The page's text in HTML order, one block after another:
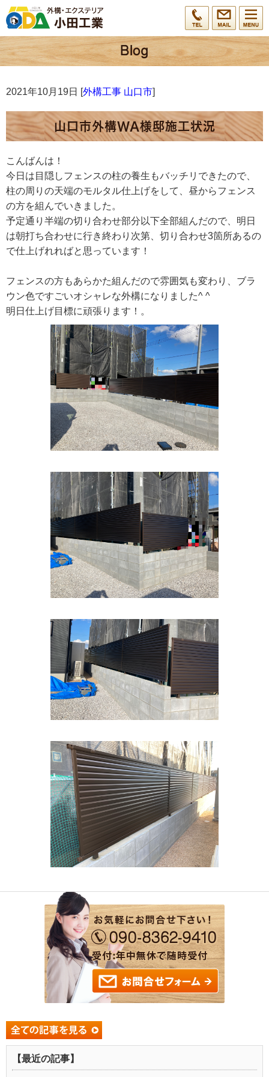
2021年10月19日 [外構工事 山口市]
山口市外構WA様邸施工状況
こんばんは！
今日は目隠しフェンスの柱の養生もバッチリできたので、
柱の周りの天端のモルタル仕上げをして、昼からフェンス
の方を組んでいきました。
予定通り半端の切り合わせ部分以下全部組んだので、明日
は朝打ち合わせに行き終わり次第、切り合わせ3箇所あるの
で仕上げれればと思っています！
フェンスの方もあらかた組んだので雰囲気も変わり、ブラ
ウン色ですごいオシャレな外構になりました^ ^
明日仕上げ目標に頑張ります！。
【最近の記事】